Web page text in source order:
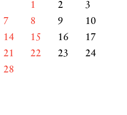
1 2
3
7 8 9
10
14 15 16
17
21 22 23
24
28